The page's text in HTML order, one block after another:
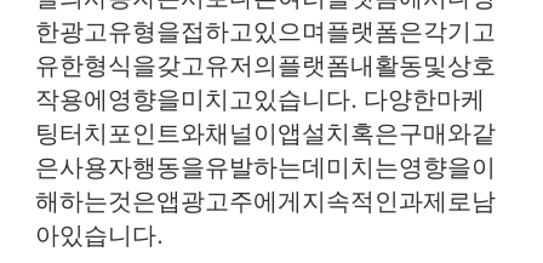
한광고유형을접하고있으며플랫폼은각기고
유한형식을갖고유저의플랫폼내활동및상호
작용에영향을미치고있습니다. 다양한마케
팅터치포인트와채널이앱설치혹은구매와같
은사용자행동을유발하는데미치는영향을이
해하는것은앱광고주에게지속적인과제로남
아있습니다.